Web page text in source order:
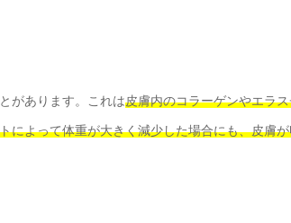
があります。これは皮膚内のコラーゲンやエラ
によって体重が大きく減少した場合にも、皮膚